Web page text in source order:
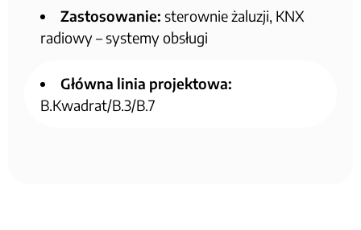
Zastosowanie: sterownie żaluzji, KNX
radiowy – systemy obsługi
Główna linia projektowa:
B.Kwadrat/B.3/B.7